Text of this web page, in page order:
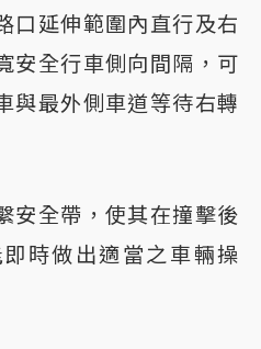
口延伸範圍內直行及右
安全行車側向間隔，可
與最外側車道等待右轉
安全帶，使其在撞擊後
時做出適當之車輛操